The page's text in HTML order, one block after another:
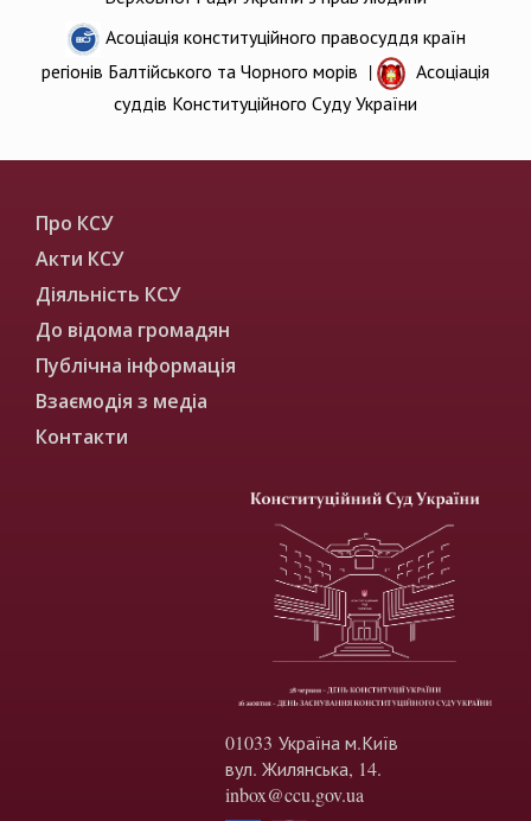
Асоціація конституційного правосуддя країн
регіонів Балтійського та Чорного морів |
Асоціація
суддів Конституційного Суду України
Про КСУ
Акти КСУ
Діяльність КСУ
До відома громадян
Публічна інформація
Взаємодія з медіа
Контакти
01033 Україна м.Київ
вул. Жилянська, 14.
inbox@ccu.gov.ua